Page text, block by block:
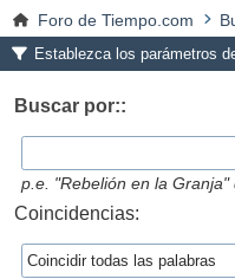
Foro de Tiempo.com
Establezca los parámetros
Buscar por::
p.e. "Rebelión en la
Coincidencias: